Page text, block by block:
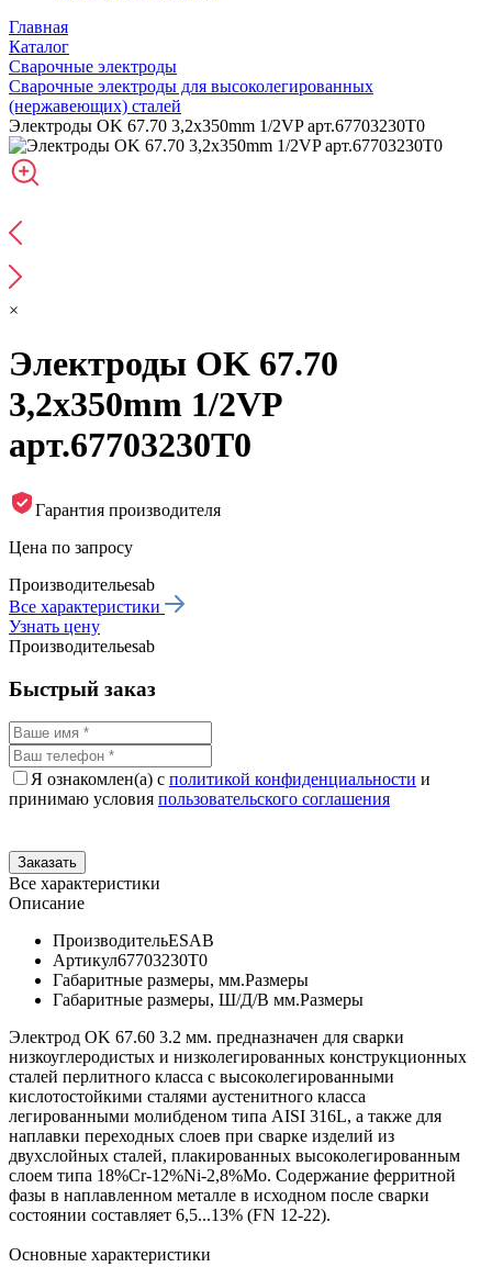
Главная
Каталог
Сварочные электроды
Сварочные электроды для высоколегированных
(нержавеющих) сталей
Электроды OK 67.70 3,2x350mm 1/2VP арт.67703230T0
×
Электроды OK 67.70
3,2x350mm 1/2VP
арт.67703230T0
Гарантия производителя
Цена по запросу
Производительesab
Все характеристики
Узнать цену
Производительesab
Быстрый заказ
Я ознакомлен(а) с политикой конфиденциальности и
принимаю условия пользовательского соглашения
Все характеристики
Описание
ПроизводительESAB
Артикул67703230T0
Габаритные размеры, мм.Размеры
Габаритные размеры, Ш/Д/В мм.Размеры
Электрод OK 67.60 3.2 мм. предназначен для сварки
низкоуглеродистых и низколегированных конструкционных
сталей перлитного класса с высоколегированными
кислотостойкими сталями аустенитного класса
легированными молибденом типа AISI 316L, а также для
наплавки переходных слоев при сварке изделий из
двухслойных сталей, плакированных высоколегированным
слоем типа 18%Cr-12%Ni-2,8%Mo. Содержание ферритной
фазы в наплавленном металле в исходном после сварки
состоянии составляет 6,5...13% (FN 12-22).
Основные характеристики